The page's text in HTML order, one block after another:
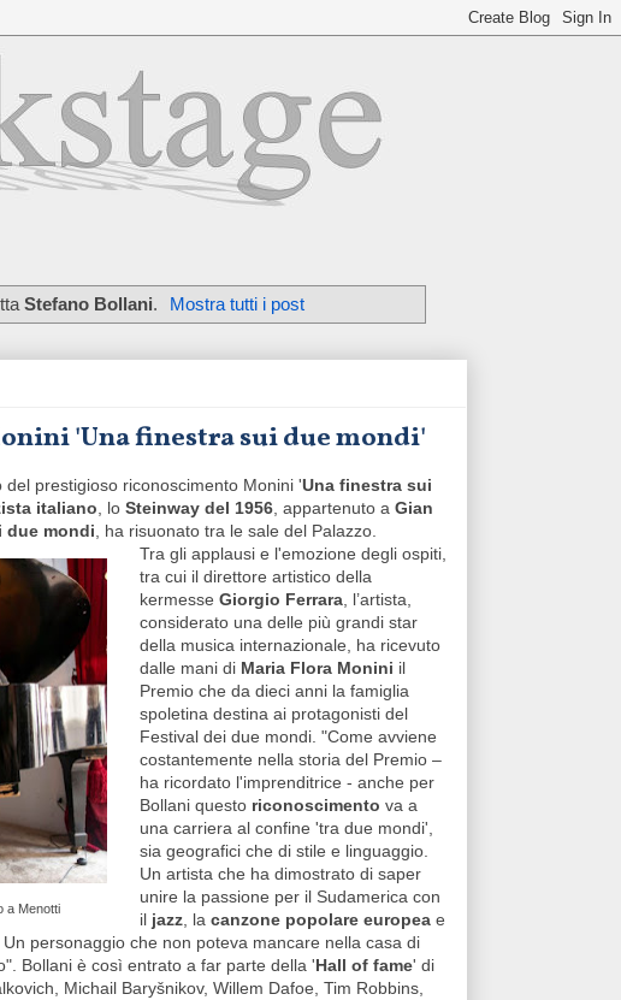
Stefano Bollani. Mostra tutti i post
'Una finestra sui due mondi'
prestigioso riconoscimento Monini 'Una finestra sui
italiano, lo Steinway del 1956, appartenuto a Gian
due mondi, ha risuonato tra le sale del Palazzo.
a Menotti
Tra gli applausi e l'emozione degli ospiti,
tra cui il direttore artistico della
kermesse Giorgio Ferrara, l’artista,
considerato una delle più grandi star
della musica internazionale, ha ricevuto
dalle mani di Maria Flora Monini il
Premio che da dieci anni la famiglia
spoletina destina ai protagonisti del
Festival dei due mondi. "Come avviene
costantemente nella storia del Premio –
ha ricordato l'imprenditrice - anche per
Bollani questo riconoscimento va a
una carriera al confine 'tra due mondi',
sia geografici che di stile e linguaggio.
Un artista che ha dimostrato di saper
unire la passione per il Sudamerica con
il jazz, la canzone popolare europea e
Un personaggio che non poteva mancare nella casa di
Bollani è così entrato a far parte della 'Hall of fame' di
Michail Baryšnikov, Willem Dafoe, Tim Robbins,